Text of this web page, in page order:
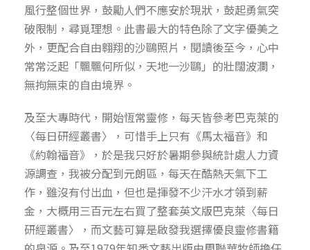
風行整個世界，鼓勵人們不應安於現狀，鼓起勇氣突
破限制，尋覓理想。此書最大的特色除了文字優美之
外，更配合自由翱翔的沙鷗照片，閱讀後至今，心中
常常泛起「飄飄何所似，天地一沙鷗」的壯闊波瀾，
無拘無束的自由境界。
及至大專時代，開始恆常靈修，每天皆參考巴克萊的
〈每日研經叢書〉，可惜手上只有《馬太福音》和
《約翰福音》，於是我只好於暑期參與統計處人力資
源調查，我被分配到元朗區，每天在酷熱天氣下工
作，雖沒有付出血，但也是揮發不少汗水才領到薪
金，大概用三百元左右買了整套英文版巴克萊〈每日
研經叢書〉，而文藝可算是啟發我選擇優良靈修書籍